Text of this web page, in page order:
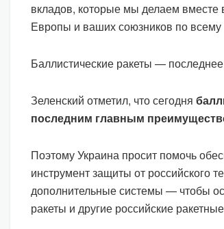
вкладов, которые мы делаем вместе
Европы и ваших союзников по
Баллистические ракеты —
Зеленский отметил, что сегодня
последним главным
Поэтому Украина просит помочь
инструмент защиты от российского
дополнительные системы — чтобы
ракеты и другие российские